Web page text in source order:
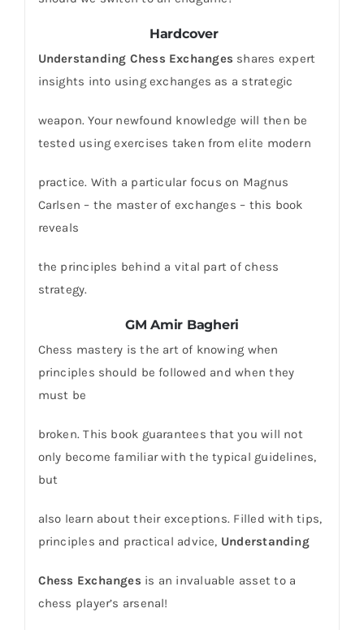
Hardcover
Understanding Chess Exchanges shares expert
insights into using exchanges as a strategic
weapon. Your newfound knowledge will then be
tested using exercises taken from elite modern
practice. With a particular focus on Magnus
Carlsen – the master of exchanges – this book
reveals
the principles behind a vital part of chess
strategy.
GM Amir Bagheri
Chess mastery is the art of knowing when
principles should be followed and when they
must be
broken. This book guarantees that you will not
only become familiar with the typical guidelines,
but
also learn about their exceptions. Filled with tips,
principles and practical advice, Understanding
Chess Exchanges is an invaluable asset to a
chess player’s arsenal!